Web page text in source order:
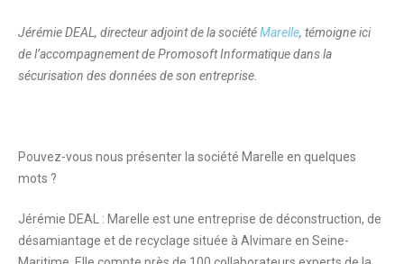
Jérémie DEAL, directeur adjoint de la sociétéMarelle, témoigne ici
de l’accompagnement de Promosoft Informatique dans la
sécurisation des données de son entreprise.
Pouvez-vous nous présenter la société Marelle en quelques
mots ?
Jérémie DEAL : Marelle est une entreprise de déconstruction, de
désamiantage et de recyclage située à Alvimare en Seine-